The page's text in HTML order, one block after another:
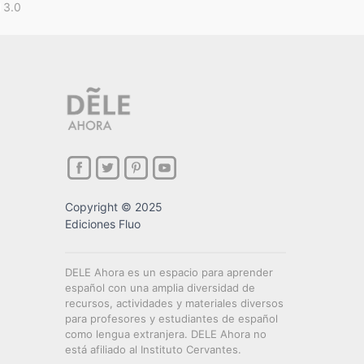
3.0
Copyright © 2025
Ediciones Fluo
DELE Ahora es un espacio para aprender
español con una amplia diversidad de
recursos, actividades y materiales diversos
para profesores y estudiantes de español
como lengua extranjera. DELE Ahora no
está afiliado al Instituto Cervantes.